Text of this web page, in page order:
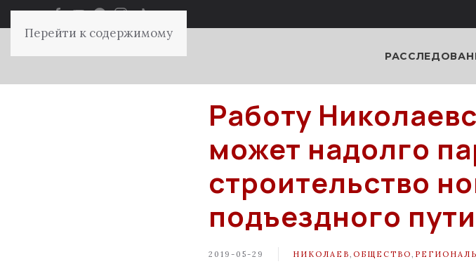
Перейти к содержимому
Работу
может надолго
строительство
подъездного пути
2019-05-29 НИКОЛАЕВ ОБЩЕСТВО